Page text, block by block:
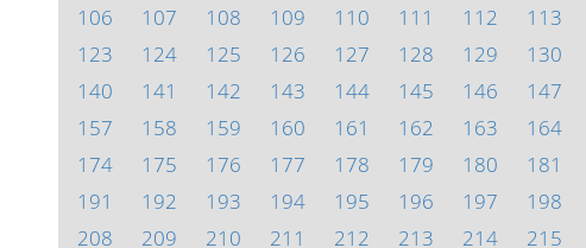
106
107 108 109 110 111 112 113
123
124 125 126 127 128 129 130
140
141 142 143 144 145 146 147
157
158 159 160 161 162 163 164
174
175 176 177 178 179 180 181
191
192 193 194 195 196 197 198
208
209 210 211 212 213 214 215